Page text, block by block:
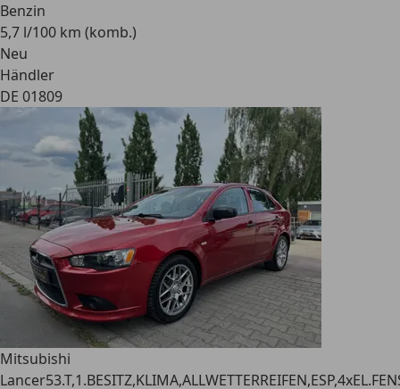
Benzin
5,7 l/100 km (komb.)
Neu
Händler
DE 01809
Mitsubishi
Lancer